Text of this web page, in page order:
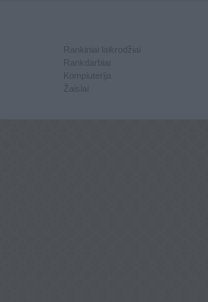
Kompiuterija
Žaislai